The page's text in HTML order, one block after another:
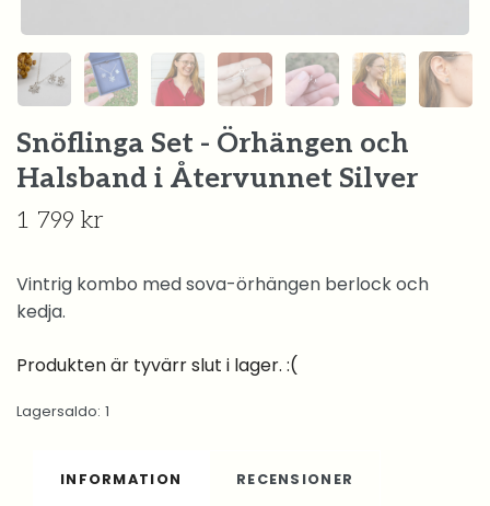
Snöflinga Set - Örhängen och
Halsband i Återvunnet Silver
1 799 kr
Vintrig kombo med sova-örhängen berlock och
kedja.
Produkten är tyvärr slut i lager. :(
Lagersaldo: 1
INFORMATION RECENSIONER